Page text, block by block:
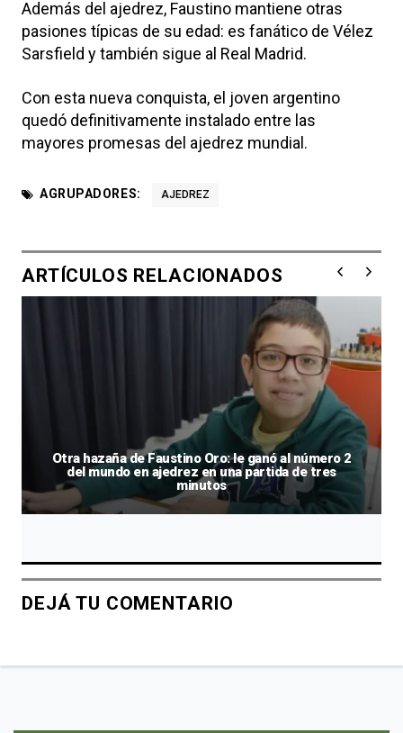
Además del ajedrez, Faustino mantiene otras
pasiones típicas de su edad: es fanático de Vélez
Sarsfield y también sigue al Real Madrid.
Con esta nueva conquista, el joven argentino
quedó definitivamente instalado entre las
mayores promesas del ajedrez mundial.
AGRUPADORES: AJEDREZ
ARTÍCULOS RELACIONADOS
Otra hazaña de Faustino Oro: le ganó al número 2
del mundo en ajedrez en una partida de tres
minutos
DEJÁ TU COMENTARIO